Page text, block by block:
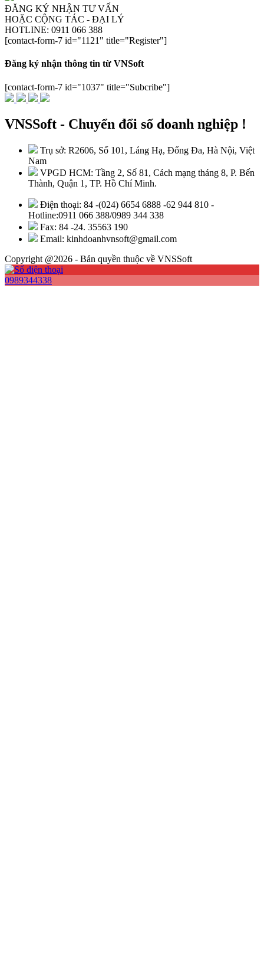
ĐĂNG KÝ NHẬN TƯ VẤN
HOẶC CỘNG TÁC - ĐẠI LÝ
HOTLINE: 0911 066 388
[contact-form-7 id="1121" title="Register"]
Đăng ký nhận thông tin từ VNSoft
[contact-form-7 id="1037" title="Subcribe"]
VNSSoft - Chuyển đổi số doanh nghiệp !
Trụ sở: R2606, Số 101, Láng Hạ, Đống Đa, Hà Nội, Việt
Nam
VPGD HCM: Tầng 2, Số 81, Cách mạng tháng 8, P. Bến
Thành, Quận 1, TP. Hồ Chí Minh.
Điện thoại: 84 -(024) 6654 6888 -62 944 810 -
Hotline:0911 066 388/0989 344 338
Fax: 84 -24. 35563 190
Email: kinhdoanhvnsoft@gmail.com
Copyright @2026 - Bản quyền thuộc về VNSSoft
0989344338